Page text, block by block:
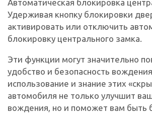
Автоматическая блокировка
Удерживая кнопку блокировки
активировать или отключить
блокировку центрального замка.
Эти функции могут значительно
удобство и безопасность
использование и знание этих
автомобиля не только улучшит
вождения, но и поможет вам быть